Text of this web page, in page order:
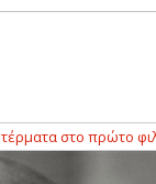
στο πρώτο φιλικό